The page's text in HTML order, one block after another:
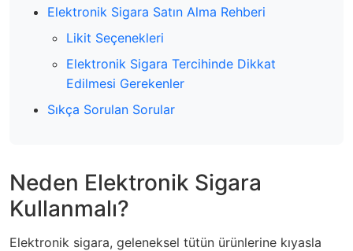
Elektronik Sigara Satın Alma Rehberi
Likit Seçenekleri
Elektronik Sigara Tercihinde Dikkat
Edilmesi Gerekenler
Sıkça Sorulan Sorular
Neden Elektronik Sigara
Kullanmalı?
Elektronik sigara, geleneksel tütün ürünlerine kıyasla